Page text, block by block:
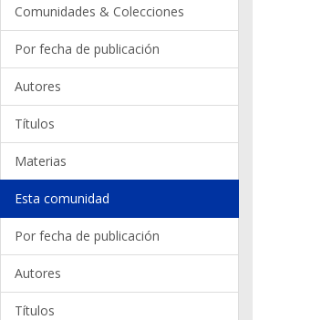
Comunidades & Colecciones
Por fecha de publicación
Autores
Títulos
Materias
Esta comunidad
Por fecha de publicación
Autores
Títulos